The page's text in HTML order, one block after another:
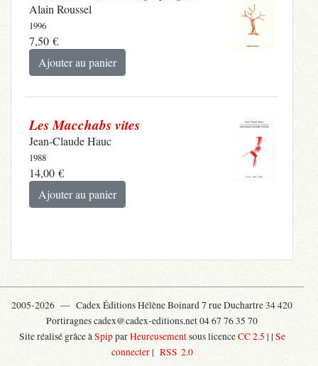
Alain Roussel
1996
7,50 €
Ajouter au panier
Les Macchabs vites
Jean-Claude Hauc
1988
14,00 €
Ajouter au panier
2005-2026 — Cadex Éditions Hélène Boinard 7 rue Duchartre 34 420
Portiragnes cadex@cadex-editions.net 04 67 76 35 70
Site réalisé grâce àSpipparHeureusementsous licenceCC 2.5 | | Se
connecter| RSS 2.0